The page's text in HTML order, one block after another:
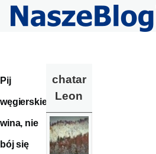
Przejdź do treści
Pij
węgierskie
wina, nie
bój się
chatar
Leon